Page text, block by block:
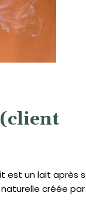
est un lait après
créée